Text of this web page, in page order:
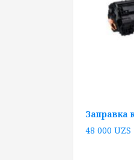
Заправка
48 000 UZS